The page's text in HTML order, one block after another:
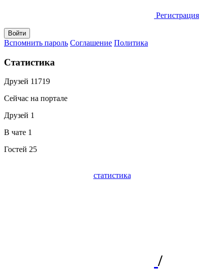
Регистрация
Вспомнить пароль Соглашение Политика
Статистика
Друзей 11719
Сейчас на портале
Друзей 1
В чате 1
Гостей 25
статистика
/